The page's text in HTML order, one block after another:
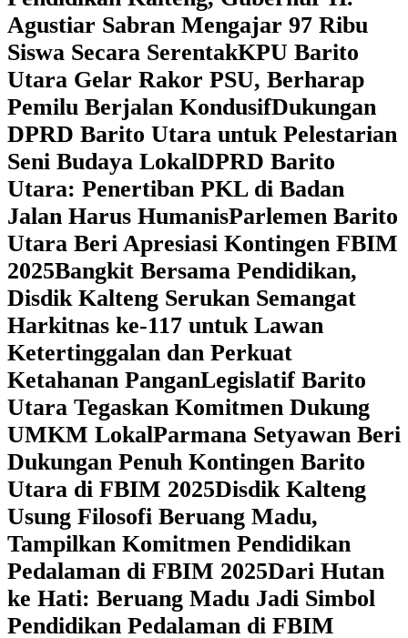
Agustiar Sabran Mengajar 97 Ribu
Siswa Secara SerentakKPU Barito
Utara Gelar Rakor PSU, Berharap
Pemilu Berjalan KondusifDukungan
DPRD Barito Utara untuk Pelestarian
Seni Budaya LokalDPRD Barito
Utara: Penertiban PKL di Badan
Jalan Harus HumanisParlemen Barito
Utara Beri Apresiasi Kontingen FBIM
2025‎Bangkit Bersama Pendidikan,
Disdik Kalteng Serukan Semangat
Harkitnas ke-117 untuk Lawan
Ketertinggalan dan Perkuat
Ketahanan PanganLegislatif Barito
Utara Tegaskan Komitmen Dukung
UMKM LokalParmana Setyawan Beri
Dukungan Penuh Kontingen Barito
Utara di FBIM 2025Disdik Kalteng
Usung Filosofi Beruang Madu,
Tampilkan Komitmen Pendidikan
Pedalaman di FBIM 2025‎Dari Hutan
ke Hati: Beruang Madu Jadi Simbol
Pendidikan Pedalaman di FBIM